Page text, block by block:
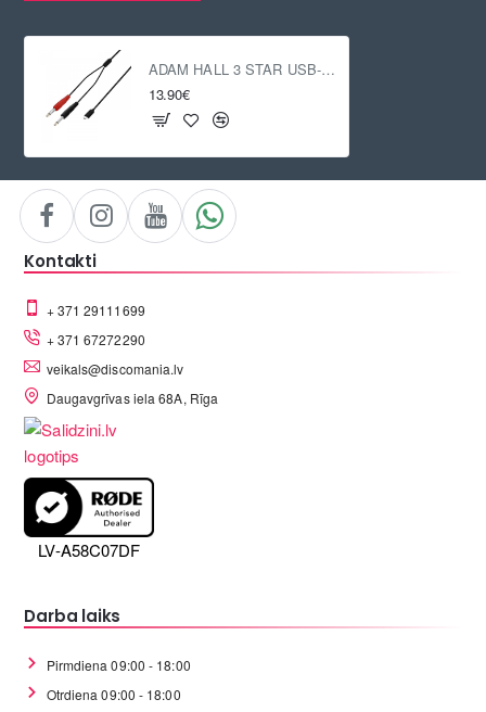
ADAM HALL 3 STAR USB-C / 2 x Stereo Jack 6.3 mm, 1.5m
13.90€
Kontakti
+ 371 29111699
+ 371 67272290
veikals@discomania.lv
Daugavgrīvas iela 68A, Rīga
LV-A58C07DF
Darba laiks
Pirmdiena 09:00 - 18:00
Otrdiena 09:00 - 18:00